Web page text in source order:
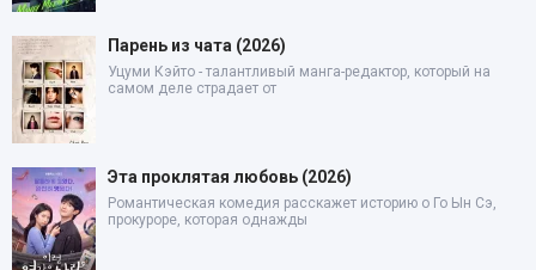
Парень из чата (2026)
Уцуми Кэйто - талантливый манга-редактор, который на
самом деле страдает от
Эта проклятая любовь (2026)
Романтическая комедия расскажет историю о Го Ын Сэ,
прокуроре, которая однажды